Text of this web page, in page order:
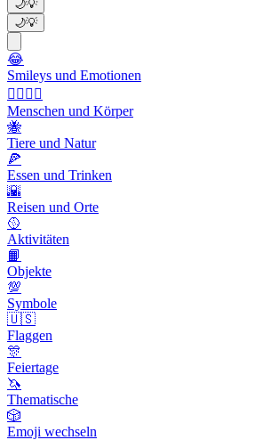
🌙💡
🌙💡
😂
Smileys und Emotionen
👩‍❤️‍💋‍👨
Menschen und Körper
🐝
Tiere und Natur
🍕
Essen und Trinken
🌇
Reisen und Orte
🥎
Aktivitäten
📙
Objekte
💯
Symbole
🇺🇸
Flaggen
🎊
Feiertage
🦄
Thematische
🎲
Emoji wechseln